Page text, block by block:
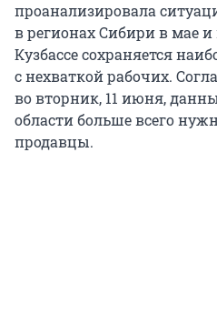
проанализировала
в регионах Сибири в мае
Кузбассе сохраняется
с нехваткой рабочих.
во вторник, 11 июня,
области больше всего
продавцы.